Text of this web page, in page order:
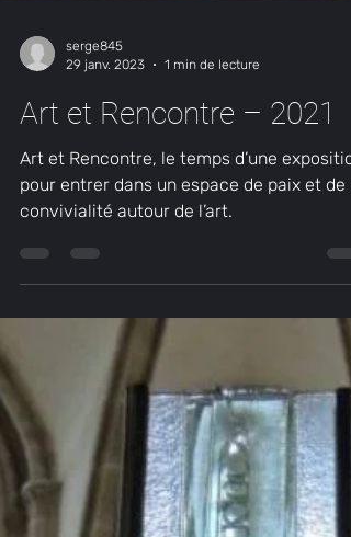
serge845
29 janv. 2023
1 min de lecture
Art et Rencontre – 2021
pour entrer dans un espace de paix et de
convivialité autour de l’art.